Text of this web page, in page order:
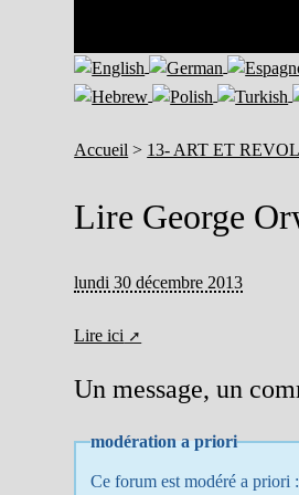
Accueil > 13- ART ET
Lire George
lundi 30 décembre 2013
Lire ici
Un message, un
modération a priori
Ce forum est modéré a priori